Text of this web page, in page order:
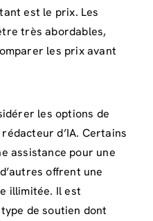
est le prix. Les
très abordables,
les prix avant
les options de
d’IA. Certains
assistance pour une
offrent une
illimitée. Il est
de soutien dont